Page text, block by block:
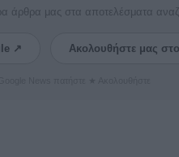
άρθρα μας στα αποτελέσματα
↗ Ακολουθήστε μας